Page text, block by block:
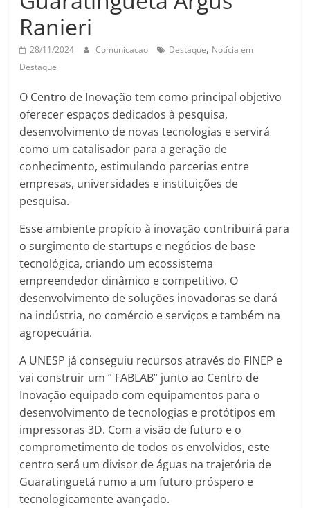
Ranieri
28/11/2024 Comunicacao Destaque, Notícia em
Destaque
O Centro de Inovação tem como principal objetivo
oferecer espaços dedicados à pesquisa,
desenvolvimento de novas tecnologias e servirá
como um catalisador para a geração de
conhecimento, estimulando parcerias entre
empresas, universidades e instituições de
pesquisa.
Esse ambiente propício à inovação contribuirá para
o surgimento de startups e negócios de base
tecnológica, criando um ecossistema
empreendedor dinâmico e competitivo. O
desenvolvimento de soluções inovadoras se dará
na indústria, no comércio e serviços e também na
agropecuária.
A UNESP já conseguiu recursos através do FINEP e
vai construir um ” FABLAB” junto ao Centro de
Inovação equipado com equipamentos para o
desenvolvimento de tecnologias e protótipos em
impressoras 3D. Com a visão de futuro e o
comprometimento de todos os envolvidos, este
centro será um divisor de águas na trajetória de
Guaratinguetá rumo a um futuro próspero e
tecnologicamente avançado.